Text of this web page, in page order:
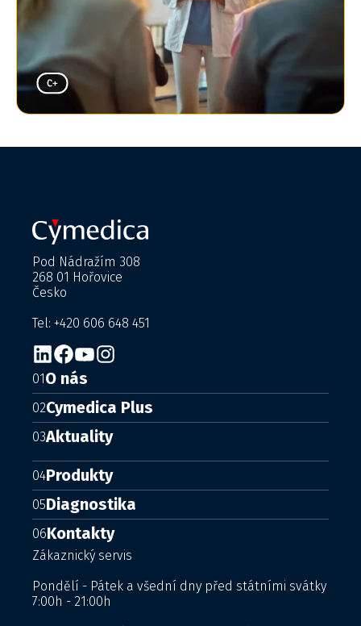
Pod Nádražím 308
268 01 Hořovice
Česko
Tel: +420 606 648 451
01O nás
02Cymedica Plus
03Aktuality
04Produkty
05Diagnostika
06Kontakty
Zákaznický servis
Pondělí - Pátek a všední dny před státními svátky
7:00h - 21:00h